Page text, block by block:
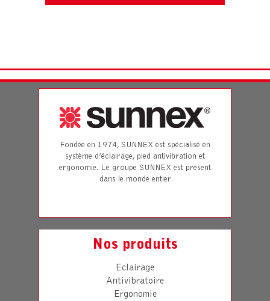
Fondée en 1974, SUNNEX est spécialisé en
système d’éclairage, pied antivibration et
ergonomie. Le groupe SUNNEX est présent
dans le monde entier
Nos produits
Eclairage
Antivibratoire
Ergonomie